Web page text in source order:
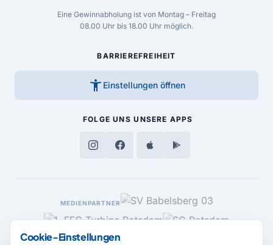
Eine Gewinnabholung ist von Montag – Freitag
08.00 Uhr bis 18.00 Uhr möglich.
BARRIEREFREIHEIT
accessibility_new Einstellungen öffnen
FOLGE UNS UNSERE APPS
MEDIENPARTNER
Cookie-Einstellungen